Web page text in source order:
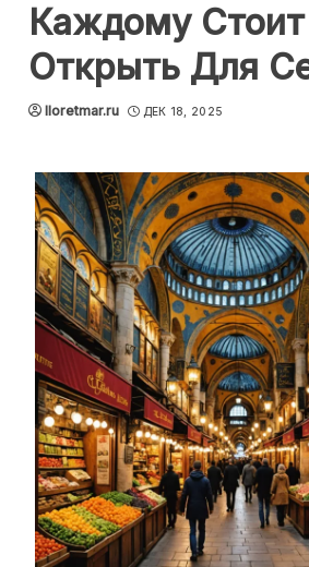
Каждому Стоит
Открыть Для
lloretmar.ru ДЕК 18, 2025